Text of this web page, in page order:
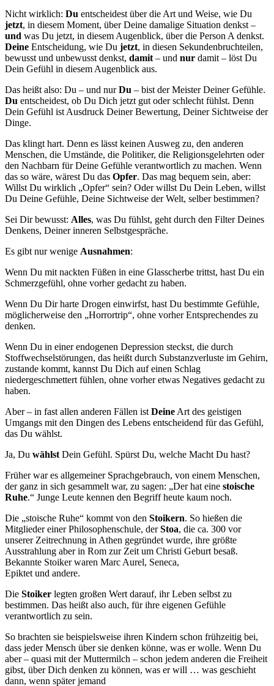
Nicht wirklich: Du entscheidest über die Art und Weise, wie Du
jetzt, in diesem Moment, über Deine damalige Situation denkst –
und was Du jetzt, in diesem Augenblick, über die Person A denkst.
Deine Entscheidung, wie Du jetzt, in diesen Sekundenbruchteilen,
bewusst und unbewusst denkst, damit – und nur damit – löst Du
Dein Gefühl in diesem Augenblick aus.
Das heißt also: Du – und nurDu – bist der Meister Deiner Gefühle.
Du entscheidest, ob Du Dich jetzt gut oder schlecht fühlst. Denn
Dein Gefühl ist Ausdruck Deiner Bewertung, Deiner Sichtweise der
Dinge.
Das klingt hart. Denn es lässt keinen Ausweg zu, den anderen
Menschen, die Umstände, die Politiker, die Religionsgelehrten oder
den Nachbarn für Deine Gefühle verantwortlich zu machen. Wenn
das so wäre, wärest Du das Opfer. Das mag bequem sein, aber:
Willst Du wirklich „Opfer“ sein? Oder willst Du Dein Leben, willst
Du Deine Gefühle, Deine Sichtweise der Welt, selber bestimmen?
Sei Dir bewusst: Alles, was Du fühlst, geht durch den Filter Deines
Denkens, Deiner inneren Selbstgespräche.
Es gibt nur wenige Ausnahmen:
Wenn Du mit nackten Füßen in eine Glasscherbe trittst, hast Du ein
Schmerzgefühl, ohne vorher gedacht zu haben.
Wenn Du Dir harte Drogen einwirfst, hast Du bestimmte Gefühle,
möglicherweise den „Horrortrip“, ohne vorher Entsprechendes zu
denken.
Wenn Du in einer endogenen Depression steckst, die durch
Stoffwechselstörungen, das heißt durch Substanzverluste im Gehirn,
zustande kommt, kannst Du Dich auf einen Schlag
niedergeschmettert fühlen, ohne vorher etwas Negatives gedacht zu
haben.
Aber – in fast allen anderen Fällen ist Deine Art des geistigen
Umgangs mit den Dingen des Lebens entscheidend für das Gefühl,
das Du wählst.
Ja, Du wählst Dein Gefühl. Spürst Du, welche Macht Du hast?
Früher war es allgemeiner Sprachgebrauch, von einem Menschen,
der ganz in sich gesammelt war, zu sagen: „Der hat eine stoische
Ruhe.“ Junge Leute kennen den Begriff heute kaum noch.
Die „stoische Ruhe“ kommt von den Stoikern. So hießen die
Mitglieder einer Philosophenschule, derStoa, die ca. 300 vor
unserer Zeitrechnung in Athen gegründet wurde, ihre größte
Ausstrahlung aber in Rom zur Zeit um Christi Geburt besaß.
Bekannte Stoiker waren Marc Aurel, Seneca,
Epiktet und andere.
Die Stoiker legten großen Wert darauf, ihr Leben selbst zu
bestimmen. Das heißt also auch, für ihre eigenen Gefühle
verantwortlich zu sein.
So brachten sie beispielsweise ihren Kindern schon frühzeitig bei,
dass jeder Mensch über sie denken könne, was er wolle. Wenn Du
aber – quasi mit der Muttermilch – schon jedem anderen die Freiheit
gibst, über Dich denken zu können, was er will … was geschieht
dann, wenn später jemand